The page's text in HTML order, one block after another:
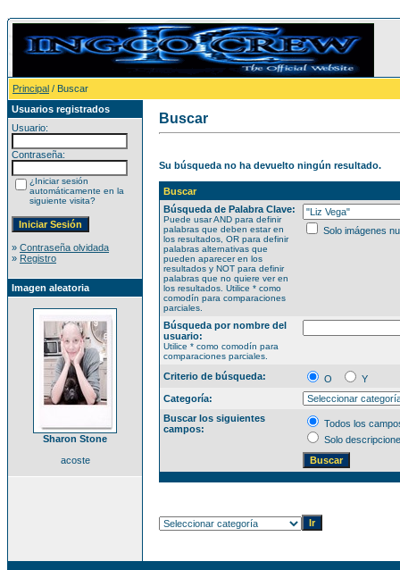
Principal / Buscar
Usuarios registrados
Usuario:
Contraseña:
¿Iniciar sesión
automáticamente en la
siguiente visita?
» Contraseña olvidada
» Registro
Imagen aleatoria
Sharon Stone
acoste
Buscar
Su búsqueda no ha devuelto ningún resultado.
Buscar
Búsqueda de Palabra Clave:
Puede usar AND para definir
palabras que deben estar en
los resultados, OR para definir
palabras alternativas que
pueden aparecer en los
resultados y NOT para definir
palabras que no quiere ver en
los resultados. Utilice * como
comodín para comparaciones
parciales.
Solo imágenes
Búsqueda por nombre del
usuario:
Utilice * como comodín para
comparaciones parciales.
Criterio de búsqueda: O
Y
Categoría:
Buscar los siguientes
campos:
Todos los
Solo